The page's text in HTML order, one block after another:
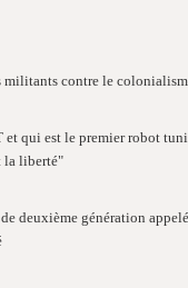
contre le
qui est le premier robot
la liberté"
deuxième génération